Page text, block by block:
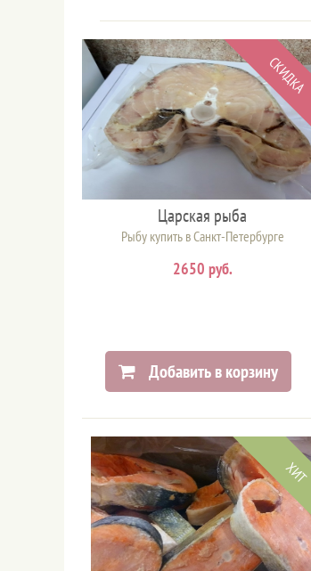
СКИДКА
Царская рыба
Рыбу купить в Санкт-Петербурге
2650 руб.
Добавить в корзину
ХИТ